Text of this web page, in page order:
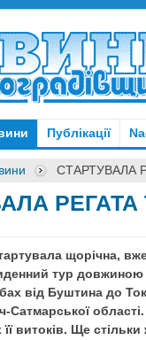
Публікації
СТАРТУВАЛА
щорічна,
тур довжиною
від Буштина до
витоків. Ще